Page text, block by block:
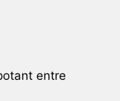
entre